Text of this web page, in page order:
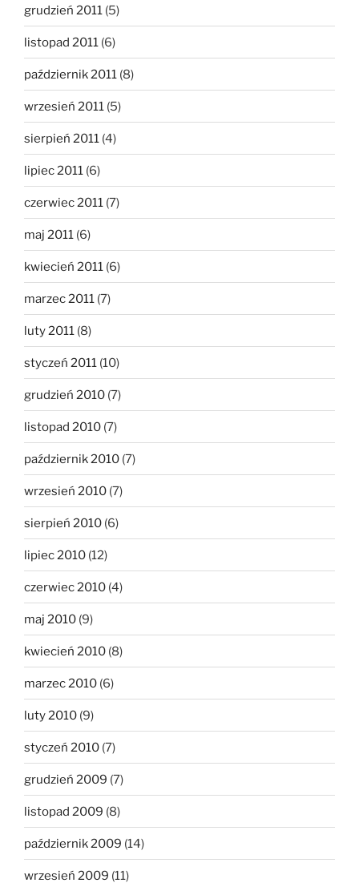
grudzień 2011 (5)
listopad 2011 (6)
październik 2011 (8)
wrzesień 2011 (5)
sierpień 2011 (4)
lipiec 2011 (6)
czerwiec 2011 (7)
maj 2011 (6)
kwiecień 2011 (6)
marzec 2011 (7)
luty 2011 (8)
styczeń 2011 (10)
grudzień 2010 (7)
listopad 2010 (7)
październik 2010 (7)
wrzesień 2010 (7)
sierpień 2010 (6)
lipiec 2010 (12)
czerwiec 2010 (4)
maj 2010 (9)
kwiecień 2010 (8)
marzec 2010 (6)
luty 2010 (9)
styczeń 2010 (7)
grudzień 2009 (7)
listopad 2009 (8)
październik 2009 (14)
wrzesień 2009 (11)